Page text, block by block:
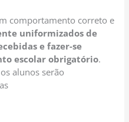
comportamento correto e
uniformizados de
e fazer-se
escolar obrigatório.
alunos serão